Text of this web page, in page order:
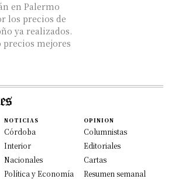
en Palermo
los precios de
ya realizados.
mejores
NOTICIAS
Córdoba
Interior
Nacionales
Política y Economía
OPINION
Columnistas
Editoriales
Cartas
Resumen semanal